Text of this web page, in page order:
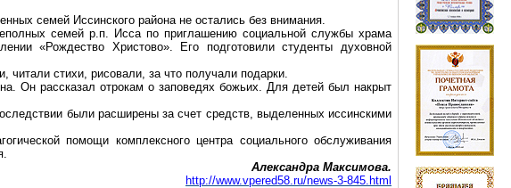
семей Иссинского района не остались без внимания.
семей р.п. Иссапо приглашению социальной службы храма
«Рождество Христово». Его подготовили студенты духовной
читали стихи, рисовали, за что получали подарки.
. Он рассказал отрокам о заповедях божьих. Для детей был накрыт
были расширены за счет средств, выделенных иссинскими
помощи комплексного центра социального обслуживания
Александра Максимова.
http://www.vpered58.ru/news-3-845.html